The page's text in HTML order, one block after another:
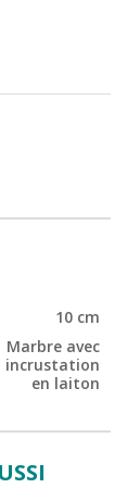
10 cm
Marbre avec
incrustation
en laiton